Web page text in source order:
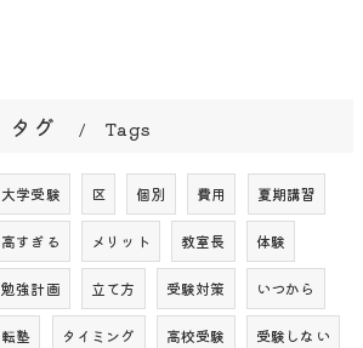
タグ Tags
大学受験 区 個別 費用 夏期講習
高すぎる メリット 教室長 体験
勉強計画 立て方 受験対策 いつから
転塾 タイミング 高校受験 受験しない